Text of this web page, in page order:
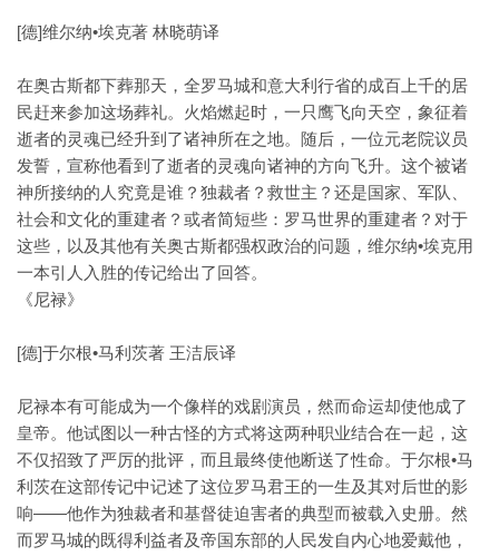
[德]维尔纳•埃克著 林晓萌译
在奥古斯都下葬那天，全罗马城和意大利行省的成百上千的居
民赶来参加这场葬礼。火焰燃起时，一只鹰飞向天空，象征着
逝者的灵魂已经升到了诸神所在之地。随后，一位元老院议员
发誓，宣称他看到了逝者的灵魂向诸神的方向飞升。这个被诸
神所接纳的人究竟是谁？独裁者？救世主？还是国家、军队、
社会和文化的重建者？或者简短些：罗马世界的重建者？对于
这些，以及其他有关奥古斯都强权政治的问题，维尔纳•埃克用
一本引人入胜的传记给出了回答。
《尼禄》
[德]于尔根•马利茨著 王洁辰译
尼禄本有可能成为一个像样的戏剧演员，然而命运却使他成了
皇帝。他试图以一种古怪的方式将这两种职业结合在一起，这
不仅招致了严厉的批评，而且最终使他断送了性命。于尔根•马
利茨在这部传记中记述了这位罗马君王的一生及其对后世的影
响——他作为独裁者和基督徒迫害者的典型而被载入史册。然
而罗马城的既得利益者及帝国东部的人民发自内心地爱戴他，